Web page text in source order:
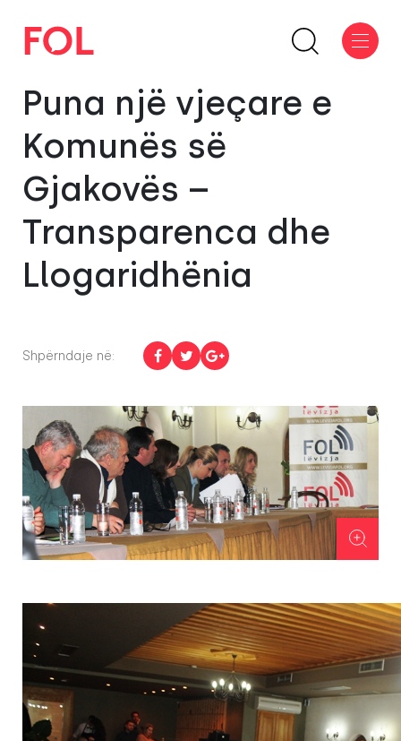
Puna një vjeçare e
Komunës së
Gjakovës –
Transparenca dhe
Llogaridhënia
Shpërndaje në: